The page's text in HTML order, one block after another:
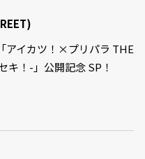
アイカツ！×プリパラ THE
キ！-」公開記念 SP！